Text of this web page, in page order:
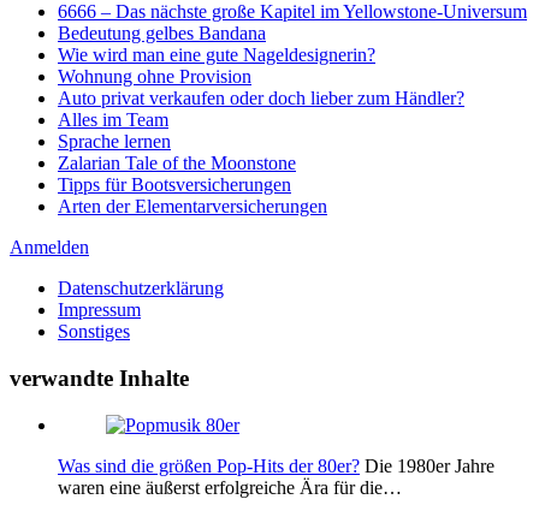
6666 – Das nächste große Kapitel im Yellowstone-Universum
Bedeutung gelbes Bandana
Wie wird man eine gute Nageldesignerin?
Wohnung ohne Provision
Auto privat verkaufen oder doch lieber zum Händler?
Alles im Team
Sprache lernen
Zalarian Tale of the Moonstone
Tipps für Bootsversicherungen
Arten der Elementarversicherungen
Anmelden
Datenschutzerklärung
Impressum
Sonstiges
verwandte Inhalte
Was sind die größen Pop-Hits der 80er? Die 1980er Jahre
waren eine äußerst erfolgreiche Ära für die…